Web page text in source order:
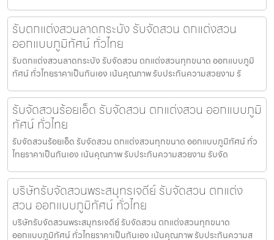
รับตกแต่งสวนลาดกระบัง รับจัดสวน ตกแต่งสวน
ออกแบบภูมิทัศน์ ทั่วไทย
รับตกแต่งสวนลาดกระบัง รับจัดสวน ตกแต่งสวนทุกขนาด ออกแบบภูมิ
ทัศน์ ทั่วไทยราคาเป็นกันเอง เน้นคุณภาพ รับประกันความสวยงาม รั
รับจัดสวนร้อยเอ็ด รับจัดสวน ตกแต่งสวน ออกแบบภูมิ
ทัศน์ ทั่วไทย
รับจัดสวนร้อยเอ็ด รับจัดสวน ตกแต่งสวนทุกขนาด ออกแบบภูมิทัศน์ ทั่ว
ไทยราคาเป็นกันเอง เน้นคุณภาพ รับประกันความสวยงาม รับจัด
บริษัทรับจัดสวนพระสมุทรเจดีย์ รับจัดสวน ตกแต่ง
สวน ออกแบบภูมิทัศน์ ทั่วไทย
บริษัทรับจัดสวนพระสมุทรเจดีย์ รับจัดสวน ตกแต่งสวนทุกขนาด
ออกแบบภูมิทัศน์ ทั่วไทยราคาเป็นกันเอง เน้นคุณภาพ รับประกันความส